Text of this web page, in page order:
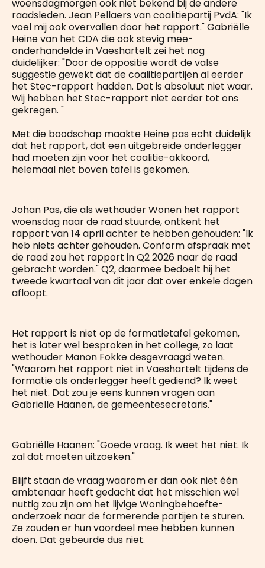
woensdagmorgen ook niet bekend bij de andere
raadsleden. Jean Pellaers van coalitiepartij PvdA: "Ik
voel mij ook overvallen door het rapport." Gabriëlle
Heine van het CDA die ook stevig mee-
onderhandelde in Vaeshartelt zei het nog
duidelijker: "Door de oppositie wordt de valse
suggestie gewekt dat de coalitiepartijen al eerder
het Stec-rapport hadden. Dat is absoluut niet waar.
Wij hebben het Stec-rapport niet eerder tot ons
gekregen. "
Met die boodschap maakte Heine pas echt duidelijk
dat het rapport, dat een uitgebreide onderlegger
had moeten zijn voor het coalitie-akkoord,
helemaal niet boven tafel is gekomen.
Johan Pas, die als wethouder Wonen het rapport
woensdag naar de raad stuurde, ontkent het
rapport van 14 april achter te hebben gehouden: "Ik
heb niets achter gehouden. Conform afspraak met
de raad zou het rapport in Q2 2026 naar de raad
gebracht worden." Q2, daarmee bedoelt hij het
tweede kwartaal van dit jaar dat over enkele dagen
afloopt.
Het rapport is niet op de formatietafel gekomen,
het is later wel besproken in het college, zo laat
wethouder Manon Fokke desgevraagd weten.
"Waarom het rapport niet in Vaeshartelt tijdens de
formatie als onderlegger heeft gediend? Ik weet
het niet. Dat zou je eens kunnen vragen aan
Gabrielle Haanen, de gemeentesecretaris."
Gabriëlle Haanen: "Goede vraag. Ik weet het niet. Ik
zal dat moeten uitzoeken."
Blijft staan de vraag waarom er dan ook niet één
ambtenaar heeft gedacht dat het misschien wel
nuttig zou zijn om het lijvige Woningbehoefte-
onderzoek naar de formerende partijen te sturen.
Ze zouden er hun voordeel mee hebben kunnen
doen. Dat gebeurde dus niet.